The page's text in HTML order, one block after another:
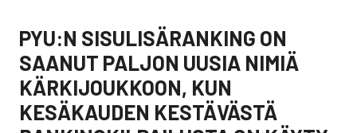
PYU:N SISULISÄRANKING ON
SAANUT PALJON UUSIA NIMIÄ
KÄRKIJOUKKOON, KUN
KESÄKAUDEN KESTÄVÄSTÄ